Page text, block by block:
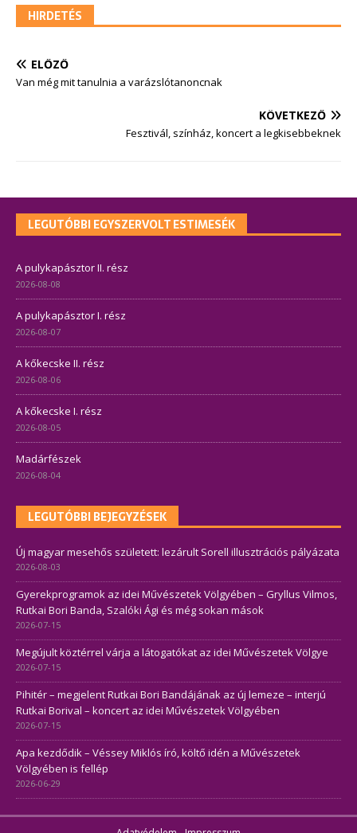
HIRDETÉS
ELŐZŐ
Van még mit tanulnia a varázslótanoncnak
KÖVETKEZŐ
Fesztivál, színház, koncert a legkisebbeknek
LEGUTÓBBI EGYSZERVOLT ESTIMESÉK
A pulykapásztor II. rész
2026-08-08
A pulykapásztor I. rész
2026-08-07
A kőkecske II. rész
2026-08-06
A kőkecske I. rész
2026-08-05
Madárfészek
2026-08-04
LEGUTÓBBI BEJEGYZÉSEK
Új magyar mesehős született: lezárult Sorell illusztrációs pályázata
2026-08-03
Gyerekprogramok az idei Művészetek Völgyében – Gryllus Vilmos,
Rutkai Bori Banda, Szalóki Ági és még sokan mások
2026-07-15
Megújult köztérrel várja a látogatókat az idei Művészetek Völgye
2026-07-15
Pihitér – megjelent Rutkai Bori Bandájának az új lemeze – interjú
Rutkai Borival – koncert az idei Művészetek Völgyében
2026-07-15
Apa kezdődik – Véssey Miklós író, költő idén a Művészetek
Völgyében is fellép
2026-06-29